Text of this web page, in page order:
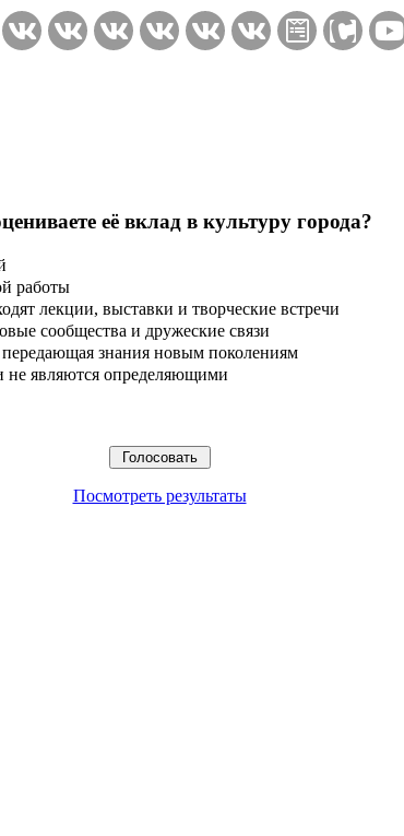
её вклад в культуру города?
работы
лекции, выставки и творческие встречи
сообщества и дружеские связи
знания новым поколениям
не являются определяющими
Посмотреть результаты